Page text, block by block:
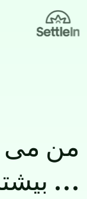
Skip to main content
من می
...